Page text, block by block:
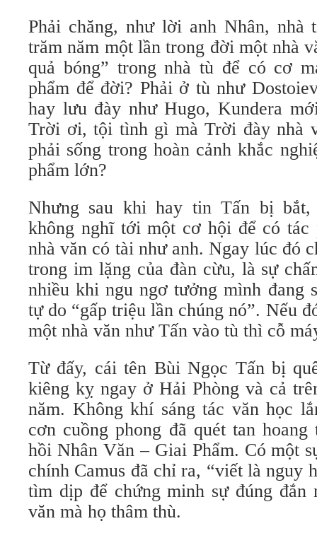
Phải chăng, như lời anh Nhân,
trăm năm một lần trong đời một nhà
quả bóng” trong nhà tù để có cơ
phẩm để đời? Phải ở tù như
hay lưu đày như Hugo, Kundera
Trời ơi, tội tình gì mà Trời đày nhà
phải sống trong hoàn cảnh khắc
phẩm lớn?
Nhưng sau khi hay tin Tấn bị bắt,
không nghĩ tới một cơ hội để có tác
nhà văn có tài như anh. Ngay lúc đó
trong im lặng của đàn cừu, là sự
nhiều khi ngu ngơ tưởng mình đang
tự do “gấp triệu lần chúng nó”. Nếu
một nhà văn như Tấn vào tù thì cỗ
Từ đấy, cái tên Bùi Ngọc Tấn bị
kiêng kỵ ngay ở Hải Phòng và cả
năm. Không khí sáng tác văn học
cơn cuồng phong đã quét tan
hồi Nhân Văn – Giai Phẩm. Có một
chính Camus đã chỉ ra, “viết là nguy
tìm dịp để chứng minh sự đúng đắn
văn mà họ thâm thù.